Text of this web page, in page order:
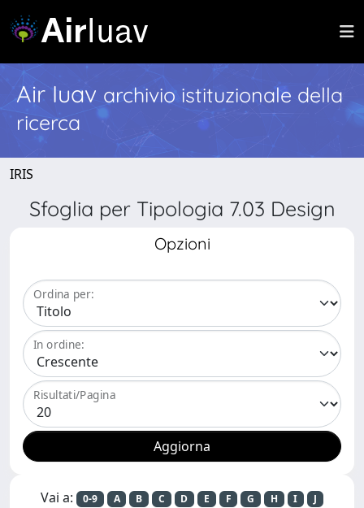
Air Iuav archivio istituzionale della
ricerca
IRIS
Sfoglia per Tipologia 7.03 Design
Opzioni
Ordina per:
In ordine:
Risultati/Pagina
Vai a: 0-9 A B C D E F G H I
J